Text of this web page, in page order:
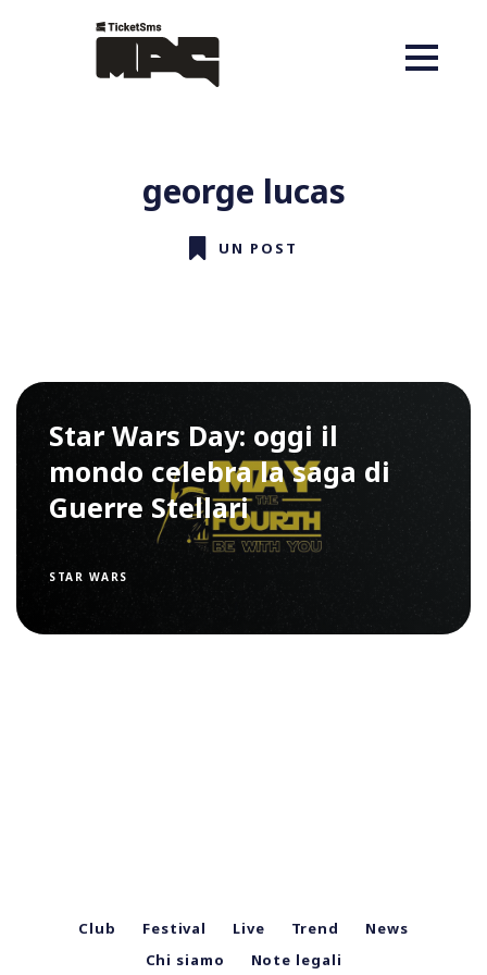
george lucas
UN POST
Star Wars Day: oggi il
mondo celebra la saga di
Guerre Stellari
STAR WARS
Club Festival Live Trend
News
Chi siamo
Note legali